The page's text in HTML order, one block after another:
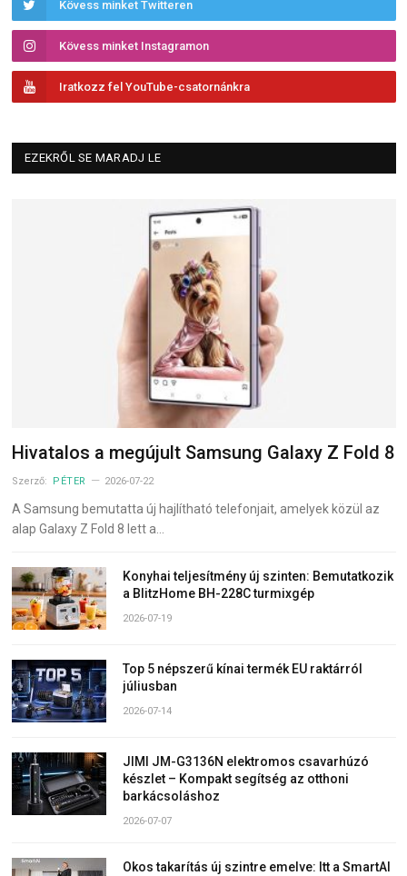
Kövess minket Twitteren
Kövess minket Instagramon
Iratkozz fel YouTube-csatornánkra
EZEKRŐL SE MARADJ LE
Hivatalos a megújult Samsung Galaxy Z Fold 8
Szerző: PÉTER 2026-07-22
A Samsung bemutatta új hajlítható telefonjait, amelyek közül az
alap Galaxy Z Fold 8 lett a…
Konyhai teljesítmény új szinten: Bemutatkozik
a BlitzHome BH-228C turmixgép
2026-07-19
Top 5 népszerű kínai termék EU raktárról
júliusban
2026-07-14
JIMI JM-G3136N elektromos csavarhúzó
készlet – Kompakt segítség az otthoni
barkácsoláshoz
2026-07-07
Okos takarítás új szintre emelve: Itt a SmartAI